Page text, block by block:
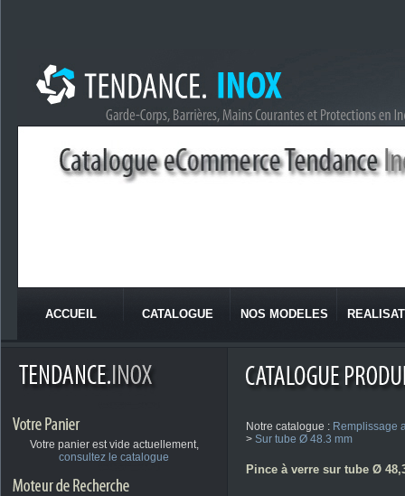
ACCUEIL CATALOGUE NOS MODELES
Votre panier est vide actuellement,
consultez le catalogue
Notre catalogue : Remplissage
> Sur tube Ø 48.3 mm
Pince à verre sur tube Ø